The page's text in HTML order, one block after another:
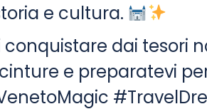
e cultura.
dai tesori
e preparatevi